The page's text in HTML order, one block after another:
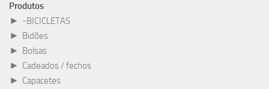
Produtos
► -BICICLETAS
► Bidões
► Bolsas
► Cadeados / fechos
► Capacetes